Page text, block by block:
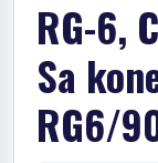
RG-6,
Sa
RG6/